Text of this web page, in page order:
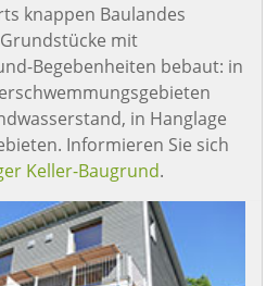
knappen Baulandes
mit
Begebenheiten bebaut: in
in Hanglage
Informieren Sie sich
Keller-Baugrund.